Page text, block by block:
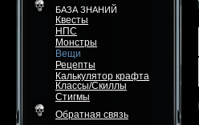
БАЗА ЗНАНИЙ
Квесты
НПС
Монстры
Вещи
Рецепты
Калькулятор крафта
Классы/Скиллы
Стигмы
Обратная связь